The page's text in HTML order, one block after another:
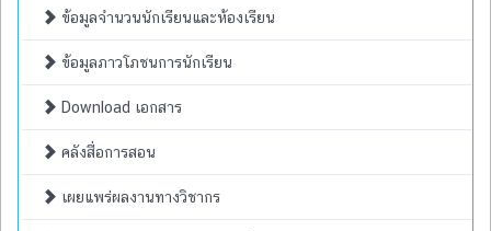
ข้อมูลจำนวนนักเรียนและห้องเรียน
ข้อมูลภาวโภชนการนักเรียน
Download เอกสาร
คลังสื่อการสอน
เผยแพร่ผลงานทางวิชากร